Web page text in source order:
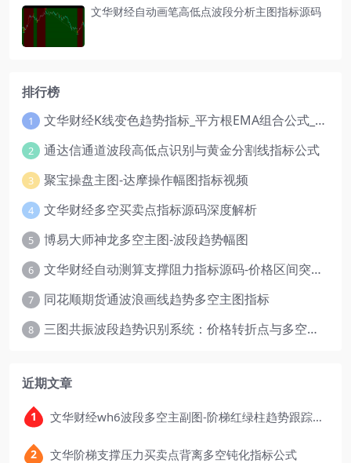
文华财经自动画笔高低点波段分析主图指标源码
排行榜
1 文华财经K线变色趋势指标_平方根EMA组合公式_红绿波段操盘指标源码
2 通达信通道波段高低点识别与黄金分割线指标公式
3 聚宝操盘主图-达摩操作幅图指标视频
4 文华财经多空买卖点指标源码深度解析
5 博易大师神龙多空主图-波段趋势幅图
6 文华财经自动测算支撑阻力指标源码-价格区间突破多空
7 同花顺期货通波浪画线趋势多空主图指标
8 三图共振波段趋势识别系统：价格转折点与多空动能分析
近期文章
文华财经wh6波段多空主副图-阶梯红绿柱趋势跟踪指标公式
文华阶梯支撑压力买卖点背离多空钝化指标公式